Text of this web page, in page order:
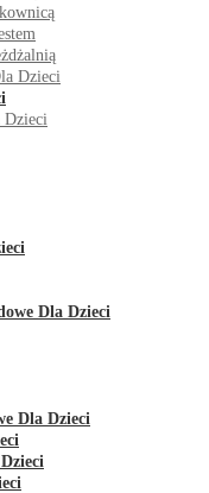
Dzieci
Dzieci
Dla Dzieci
Dla Dzieci